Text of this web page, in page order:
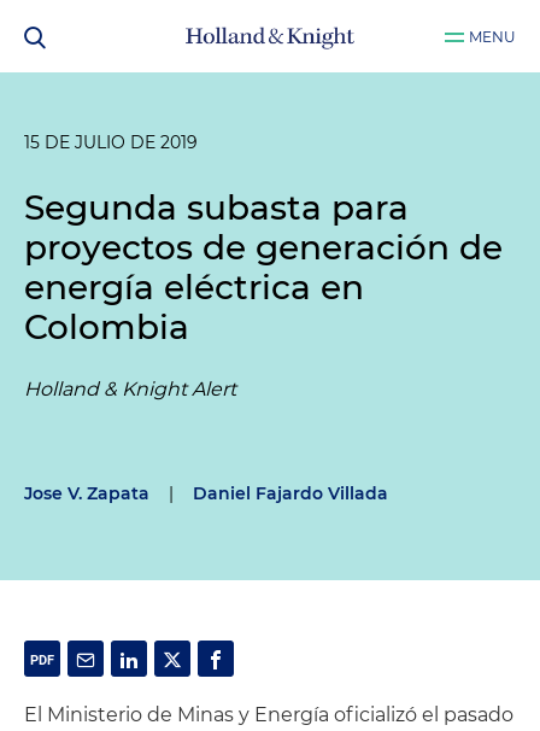
MENU
15 DE JULIO DE 2019
Segunda subasta para
proyectos de generación de
energía eléctrica en
Colombia
Holland & Knight Alert
Jose V. Zapata | Daniel Fajardo Villada
El Ministerio de Minas y Energía oficializó el pasado